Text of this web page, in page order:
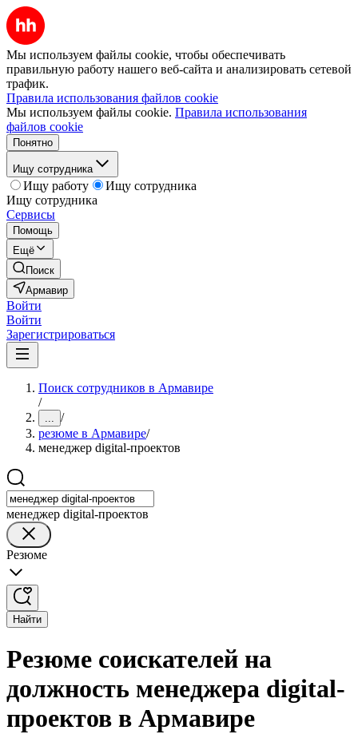
Мы используем файлы cookie, чтобы обеспечивать
правильную работу нашего веб-сайта и анализировать сетевой
трафик.
Правила использования файлов cookie
Мы используем файлы cookie. Правила использования
файлов cookie
Понятно
Ищу сотрудника
Ищу работу
Ищу сотрудника
Ищу сотрудника
Сервисы
Помощь
Ещё
Поиск
Армавир
Войти
Войти
Зарегистрироваться
Поиск сотрудников в Армавире
/
... /
резюме в Армавире/
менеджер digital-проектов
менеджер digital-проектов
Резюме
Найти
Резюме соискателей на
должность менеджера digital-
проектов в Армавире